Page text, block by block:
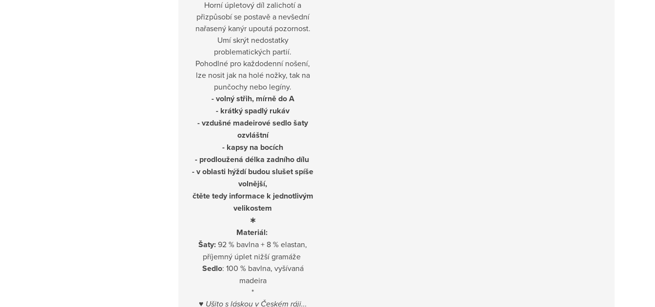
Horní úpletový díl zalichotí a
přizpůsobí se postavě a nevšední
nařasený kanýr upoutá pozornost.
Umí skrýt nedostatky
problematických partií.
Pohodlné pro každodenní nošení,
lze nosit jak na holé nožky, tak na
punčochy nebo legíny.
- volný střih, mírně do A
- krátký spadlý rukáv
- vzdušné madeirové sedlo šaty
ozvláštní
- kapsy na bocích
- prodloužená délka zadního dílu
- v oblasti hýždí budou slušet spíše
volnější,
čtěte tedy informace k jednotlivým
velikostem
∗
Materiál:
Šaty:92 % bavlna + 8 % elastan,
příjemný úplet nižší gramáže
Sedlo: 100 % bavlna, vyšívaná
madeira
*
♥ Ušito s láskou v Českém ráji...